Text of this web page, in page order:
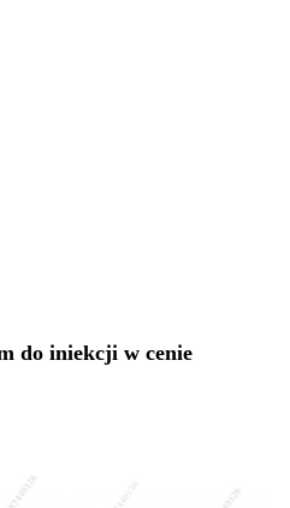
do iniekcji w cenie